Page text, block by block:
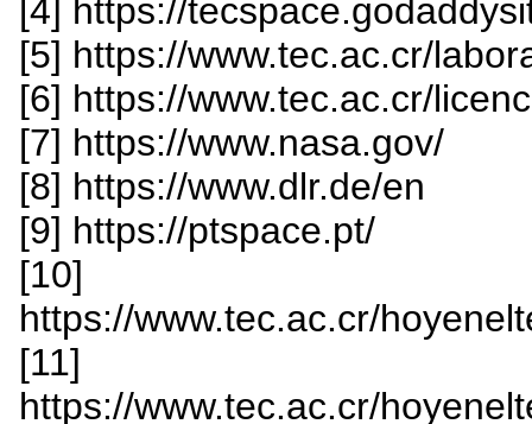
[4] https://
[5] https://www.tec.ac.cr/
[6] https://www.tec.ac.cr/
[7] https://www.nasa.gov/
[8] https://www.dlr.de/en
[9] https://ptspace.pt/
[10]
https://www.tec.ac.cr/
[11]
https://www.tec.ac.cr/